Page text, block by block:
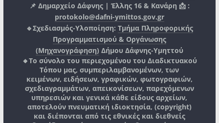
📌 Δημαρχείο Δάφνης | Έλλης 16 & Κανάρη 📩 :
protokolo@dafni-ymittos.gov.gr
🔹Σχεδιασμός-Υλοποίηση: Τμήμα Πληροφορικής
Προγραμματισμού & Οργάνωσης
(Μηχανογράφηση) Δήμου Δάφνης-Υμηττού
🔸Το σύνολο του περιεχομένου του Διαδικτυακού
Τόπου μας, συμπεριλαμβανομένων, των
κειμένων, ειδήσεων, γραφικών, φωτογραφιών,
σχεδιαγραμμάτων, απεικονίσεων, παρεχόμενων
υπηρεσιών και γενικά κάθε είδους αρχείων,
αποτελούν πνευματική ιδιοκτησία, (copyright)
και διέπονται από τις εθνικές και διεθνείς